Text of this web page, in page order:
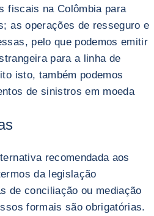
fiscais na Colômbia para
as operações de resseguro e
pelo que podemos emitir
para a linha de
isto, também podemos
de sinistros em moeda
recomendada aos
da legislação
de conciliação ou mediação
formais são obrigatórias.